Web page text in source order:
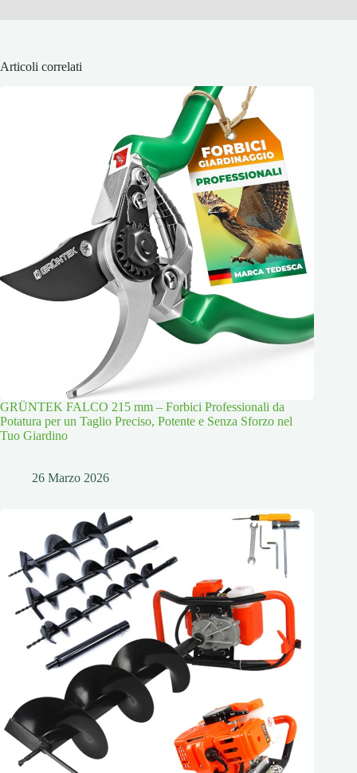
Articoli correlati
GRÜNTEK FALCO 215 mm – Forbici Professionali da
Potatura per un Taglio Preciso, Potente e Senza Sforzo nel
Tuo Giardino
26 Marzo 2026